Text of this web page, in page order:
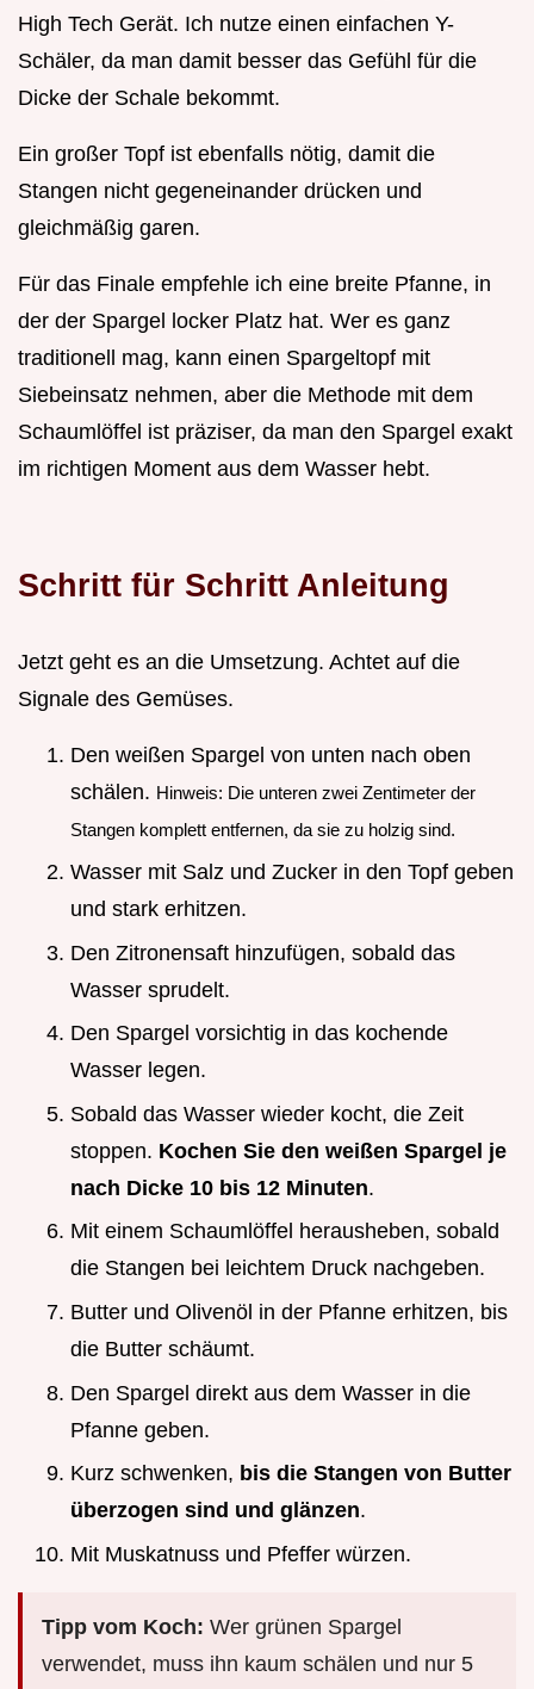
High Tech Gerät. Ich nutze einen einfachen Y-
Schäler, da man damit besser das Gefühl für die
Dicke der Schale bekommt.
Ein großer Topf ist ebenfalls nötig, damit die
Stangen nicht gegeneinander drücken und
gleichmäßig garen.
Für das Finale empfehle ich eine breite Pfanne, in
der der Spargel locker Platz hat. Wer es ganz
traditionell mag, kann einen Spargeltopf mit
Siebeinsatz nehmen, aber die Methode mit dem
Schaumlöffel ist präziser, da man den Spargel exakt
im richtigen Moment aus dem Wasser hebt.
Schritt für Schritt Anleitung
Jetzt geht es an die Umsetzung. Achtet auf die
Signale des Gemüses.
Den weißen Spargel von unten nach oben
schälen. Hinweis: Die unteren zwei Zentimeter der
Stangen komplett entfernen, da sie zu holzig sind.
Wasser mit Salz und Zucker in den Topf geben
und stark erhitzen.
Den Zitronensaft hinzufügen, sobald das
Wasser sprudelt.
Den Spargel vorsichtig in das kochende
Wasser legen.
Sobald das Wasser wieder kocht, die Zeit
stoppen. Kochen Sie den weißen Spargel je
nach Dicke 10 bis 12 Minuten.
Mit einem Schaumlöffel herausheben, sobald
die Stangen bei leichtem Druck nachgeben.
Butter und Olivenöl in der Pfanne erhitzen, bis
die Butter schäumt.
Den Spargel direkt aus dem Wasser in die
Pfanne geben.
Kurz schwenken, bis die Stangen von Butter
überzogen sind und glänzen.
Mit Muskatnuss und Pfeffer würzen.
Tipp vom Koch: Wer grünen Spargel
verwendet, muss ihn kaum schälen und nur 5